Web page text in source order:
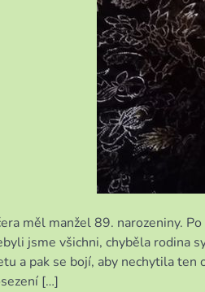
měl manžel 89. narozeniny.
jsme všichni, chyběla rodina
a pak se bojí, aby nechytila
[…]